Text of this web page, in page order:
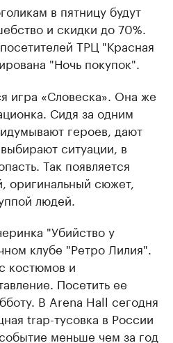
в пятницу будут
и скидки до 70%.
ТРЦ "Красная
"Ночь покупок".
игра «Словеска». Она же
Сидя за одним
героев, дают
ситуации, в
Так появляется
оригинальный сюжет,
людей.
"Убийство у
клубе "Ретро Лилия".
костюмов и
Посетить ее
В Arena Hall сегодня
trap-тусовка в России
меньше чем за год